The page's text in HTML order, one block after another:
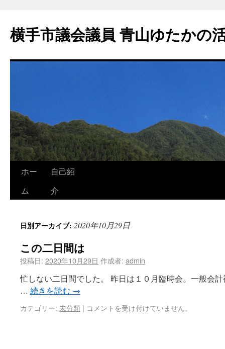
横手市議会議員 青山ゆたかの
ホー
ム
自己紹
介
日別アーカイブ: 2020年10月29日
この二日間は
投稿日: 2020年10月29日 作成者: admin
忙しない二日間でした。 昨日は１０月臨時会。一般会
… 続きを読む →
カテゴリー: 未分類 | コメントを受け付けていません。